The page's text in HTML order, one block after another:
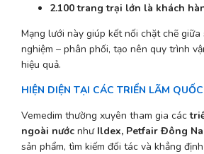
2.100 trang trại lớn là khách
Mạng lưới này giúp kết nối chặt chẽ giữa
nghiệm – phân phối, tạo nên quy trình
hiệu quả.
HIỆN DIỆN TẠI CÁC TRIỂN LÃM
Vemedim thường xuyên tham gia các
ngoài nước như Ildex, Petfair Đông
sản phẩm, tìm kiếm đối tác và khẳng